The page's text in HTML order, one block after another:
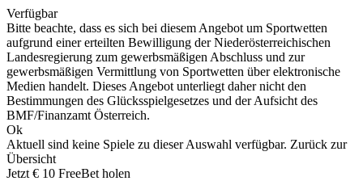
Verfügbar
Bitte beachte, dass es sich bei diesem Angebot um Sportwetten
aufgrund einer erteilten Bewilligung der Niederösterreichischen
Landesregierung zum gewerbsmäßigen Abschluss und zur
gewerbsmäßigen Vermittlung von Sportwetten über elektronische
Medien handelt. Dieses Angebot unterliegt daher nicht den
Bestimmungen des Glücksspielgesetzes und der Aufsicht des
BMF/Finanzamt Österreich.
Ok
Aktuell sind keine Spiele zu dieser Auswahl verfügbar. Zurück zur
Übersicht
Jetzt € 10 FreeBet holen